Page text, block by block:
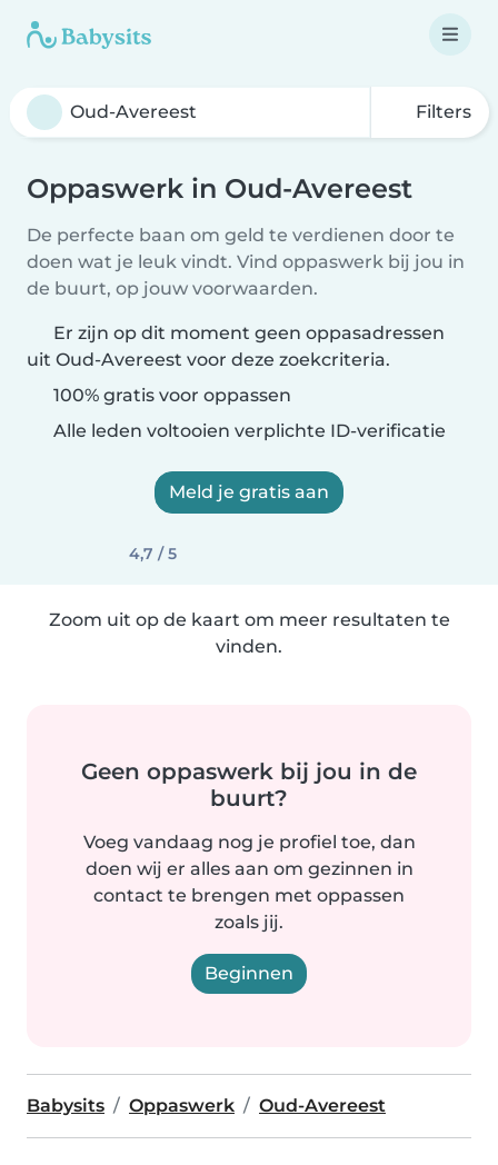
Filters
Oppaswerk in Oud-Avereest
De perfecte baan om geld te verdienen door te
doen wat je leuk vindt. Vind oppaswerk bij jou in
de buurt, op jouw voorwaarden.
Er zijn op dit moment geen oppasadressen
uit Oud-Avereest voor deze zoekcriteria.
100% gratis voor oppassen
Alle leden voltooien verplichte ID-verificatie
Meld je gratis aan
4,7 / 5
Zoom uit op de kaart om meer resultaten te
vinden.
Geen oppaswerk bij jou in de
buurt?
Voeg vandaag nog je profiel toe, dan
doen wij er alles aan om gezinnen in
contact te brengen met oppassen
zoals jij.
Beginnen
Babysits Oppaswerk Oud-Avereest